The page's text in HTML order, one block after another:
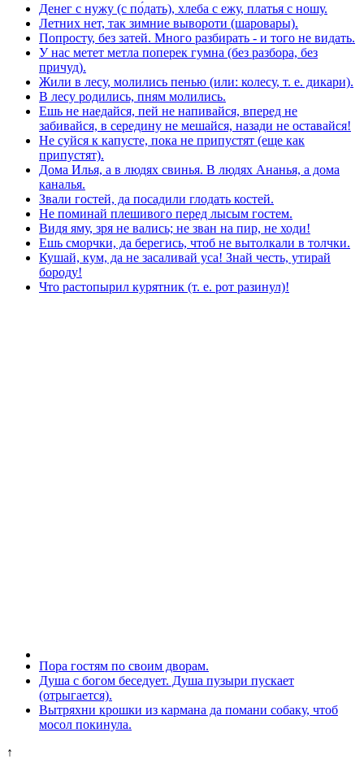
Денег с нужу (с по́дать), хлеба с ежу, платья с ношу.
Летних нет, так зимние вывороти (шаровары).
Попросту, без затей. Много разбирать - и того не видать.
У нас метет метла поперек гумна (без разбора, без
причуд).
Жили в лесу, молились пенью (или: колесу, т. е. дикари).
В лесу родились, пням молились.
Ешь не наедайся, пей не напивайся, вперед не
забивайся, в середину не мешайся, назади не оставайся!
Не суйся к капусте, пока не припустят (еще как
припустят).
Дома Илья, а в людях свинья. В людях Ананья, а дома
каналья.
Звали гостей, да посадили глодать костей.
Не поминай плешивого перед лысым гостем.
Видя яму, зря не вались; не зван на пир, не ходи!
Ешь сморчки, да берегись, чтоб не вытолкали в толчки.
Кушай, кум, да не засаливай уса! Знай честь, утирай
бороду!
Что растопырил курятник (т. е. рот разинул)!
Пора гостям по своим дворам.
Душа с богом беседует. Душа пузыри пускает
(отрыгается).
Вытряхни крошки из кармана да помани собаку, чтоб
мосол покинула.
↑